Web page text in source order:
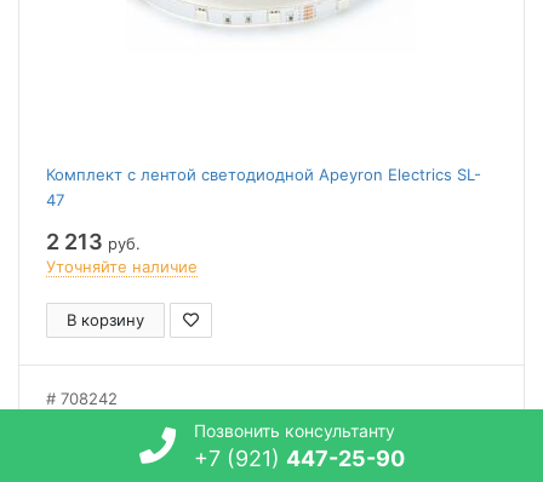
Комплект с лентой светодиодной Apeyron Electrics SL-
47
2 213 руб.
Уточняйте наличие
В корзину
708242
Позвонить консультанту
+7 (921) 447-25-90